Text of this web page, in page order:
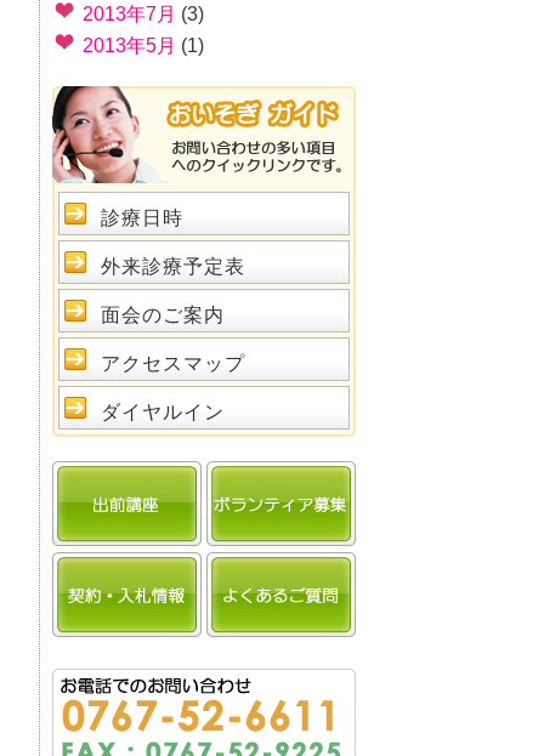
2013年7月 (3)
2013年5月 (1)
診療日時
外来診療予定表
面会のご案内
アクセスマップ
ダイヤルイン